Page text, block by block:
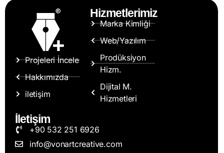
Projeleri İncele
Hakkımızda
iletişim
Hizmetlerimiz
Marka Kimliği
Web/Yazılım
Prodüksiyon
Hizm.
Dijital M.
Hizmetleri
İletişim
+90 532 251 6926
info@vonartcreative.com